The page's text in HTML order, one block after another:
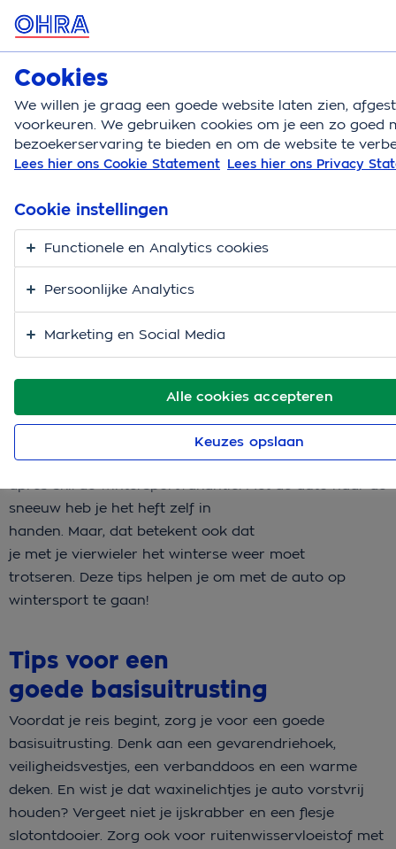
MENU
Autoverzekering
Autoverzekering Met de auto op vakantie Met
Met de auto op
wintersport
Het is weer tijd voor sneeuw, skilatten, snowboards en
après-ski: de wintersportvakantie! Met de auto naar de
sneeuw heb je het heft zelf in
handen. Maar, dat betekent ook dat
je met je vierwieler het winterse weer moet
trotseren. Deze tips helpen je om met de auto op
wintersport te gaan!
Tips voor een
goede basisuitrusting
Voordat je reis begint, zorg je voor een goede
basisuitrusting. Denk aan een gevarendriehoek,
veiligheidsvestjes, een verbanddoos en een warme
deken. En wist je dat waxinelichtjes je auto vorstvrij
houden? Vergeet niet je ijskrabber en een flesje
slotontdooier. Zorg ook voor ruitenwisservloeistof met
Cookies
We willen je graag een goede website laten zien,
voorkeuren. We gebruiken cookies om je een zo goed
bezoekerservaring te bieden en om de website te
Lees hier ons Cookie Statement Lees hier ons Privacy
Alle cookies accepteren
Cookie instellingen
Functionele en Analytics cookies
Persoonlijke Analytics
Marketing en Social Media
Keuzes opslaan